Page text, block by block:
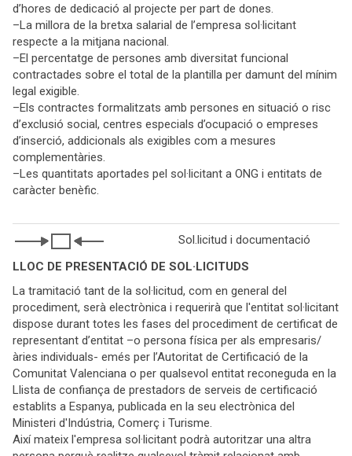
d’hores de dedicació al projecte per part de dones.
–La millora de la bretxa salarial de l’empresa sol·licitant
respecte a la mitjana nacional.
–El percentatge de persones amb diversitat funcional
contractades sobre el total de la plantilla per damunt del mínim
legal exigible.
–Els contractes formalitzats amb persones en situació o risc
d’exclusió social, centres especials d’ocupació o empreses
d’inserció, addicionals als exigibles com a mesures
complementàries.
–Les quantitats aportades pel sol·licitant a ONG i entitats de
caràcter benèfic.
Sol.licitud i documentació
LLOC DE PRESENTACIÓ DE SOL·LICITUDS
La tramitació tant de la sol·licitud, com en general del
procediment, serà electrònica i requerirà que l'entitat sol·licitant
dispose durant totes les fases del procediment de certificat de
representant d’entitat –o persona física per als empresaris/
àries individuals- emés per l’Autoritat de Certificació de la
Comunitat Valenciana o per qualsevol entitat reconeguda en la
Llista de confiança de prestadors de serveis de certificació
establits a Espanya, publicada en la seu electrònica del
Ministeri d'Indústria, Comerç i Turisme.
Així mateix l'empresa sol·licitant podrà autoritzar una altra